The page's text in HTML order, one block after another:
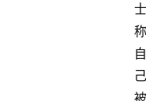
士
称
自
己
被